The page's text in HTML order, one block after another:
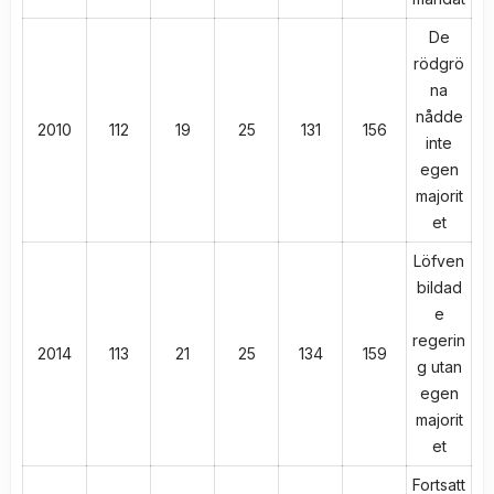
2010 112 19 25 131 156
De
rödgrö
na
nådde
inte
egen
majorit
et
2014 113 21 25 134 159
Löfven
bildad
e
regerin
g utan
egen
majorit
et
Fortsatt